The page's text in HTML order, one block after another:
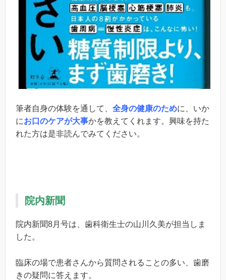
筆者自身の体験を通して、 全身の健康のために、いか
にお口のケアが大事かを教えてくれます。興味を持た
れた方は是非読んでみてください。
院内新聞
院内新聞8月号は、歯科衛生士の山川久美が担当しま
した。
臨床の場で患者さんから質問されることの多い、歯磨
きの疑問に答えます。